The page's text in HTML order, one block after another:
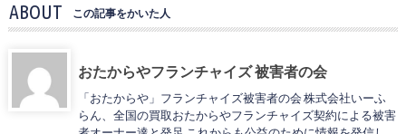
ABOUT この記事をかいた人
おたからやフランチャイズ 被害者の会
「おたからや」フランチャイズ被害者の会 株式会社いーふ
らん、全国の買取おたからやフランチャイズ契約による被害